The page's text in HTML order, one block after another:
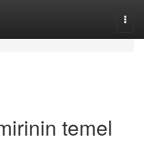
temel